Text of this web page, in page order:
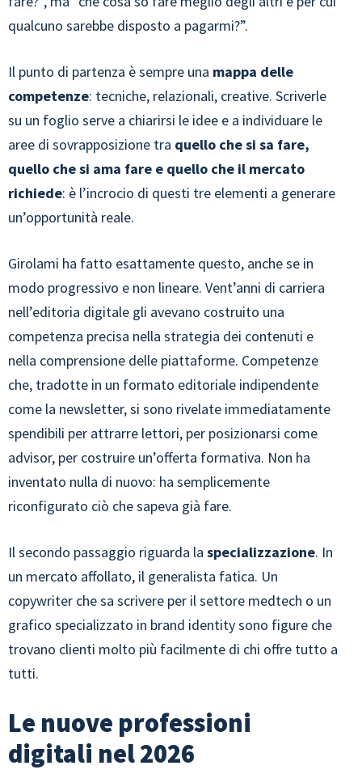
qualcuno sarebbe disposto a pagarmi?”.
Il punto di partenza è sempre una mappa delle
competenze: tecniche, relazionali, creative. Scriverle
su un foglio serve a chiarirsi le idee e a individuare le
aree di sovrapposizione tra quello che si sa fare,
quello che si ama fare e quello che il mercato
richiede: è l’incrocio di questi tre elementi a generare
un’opportunità reale.
Girolami ha fatto esattamente questo, anche se in
modo progressivo e non lineare. Vent’anni di carriera
nell’editoria digitale gli avevano costruito una
competenza precisa nella strategia dei contenuti e
nella comprensione delle piattaforme. Competenze
che, tradotte in un formato editoriale indipendente
come la newsletter, si sono rivelate immediatamente
spendibili per attrarre lettori, per posizionarsi come
advisor, per costruire un’offerta formativa. Non ha
inventato nulla di nuovo: ha semplicemente
riconfigurato ciò che sapeva già fare.
Il secondo passaggio riguarda la specializzazione. In
un mercato affollato, il generalista fatica. Un
copywriter che sa scrivere per il settore medtech o un
grafico specializzato in brand identity sono figure che
trovano clienti molto più facilmente di chi offre tutto a
tutti.
Le nuove professioni
digitali nel 2026